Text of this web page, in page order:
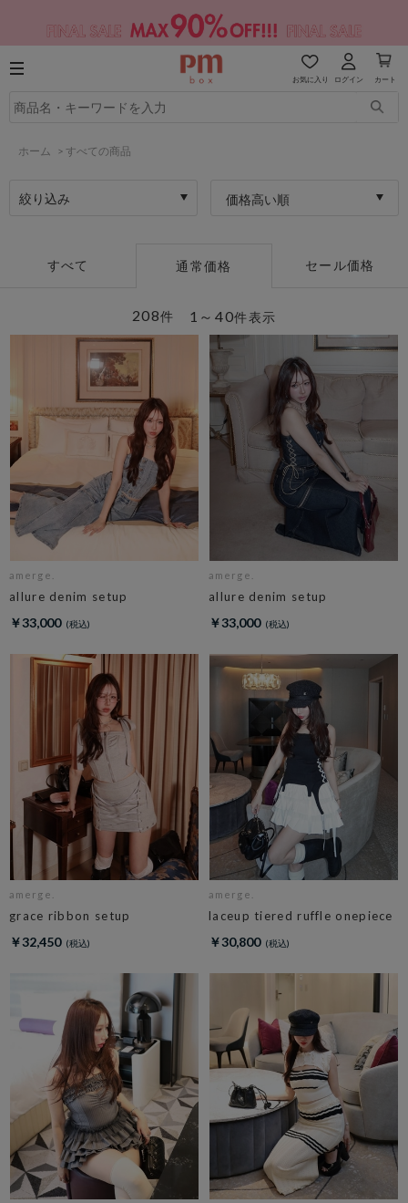
お気に入り ログイン カート
ホーム > すべての商品
絞り込み 価格高い順
すべて 通常価格 セール価格
1～40件表示
208件
amerge.
allure denim setup
￥33,000
amerge.
allure denim setup
￥33,000
amerge.
grace ribbon setup
￥32,450
amerge.
laceup tiered ruffle onepiece
￥30,800